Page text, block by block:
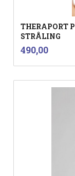
THERAPORT
STRÅLING
Pris
490,00